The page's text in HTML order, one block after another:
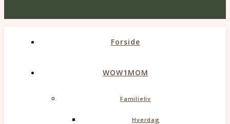
Forside
WOW1MOM
Familieliv
Hverdag